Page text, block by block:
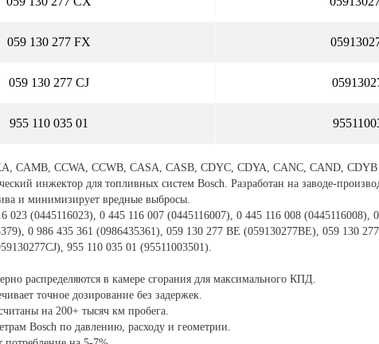
059 130 277 FX
059 130 277 CJ
955 110 035 01
CAMB, CCWA, CCWB, CASA, CASB, CDYC, CDYA, CANC, CAND, CDYB
инжектор для топливных систем Bosch. Разработан на заводе-
и минимизирует вредные выбросы.
023 (0445116023), 0 445 116 007 (0445116007), 0 445 116 008
0 986 435 361 (0986435361), 059 130 277 BE (059130277BE), 059 130
955 110 035 01 (95511003501).
распределяются в камере сгорания для максимального КПД.
точное дозирование без задержек.
на 200+ тысяч км пробега.
Bosch по давлению, расходу и геометрии.